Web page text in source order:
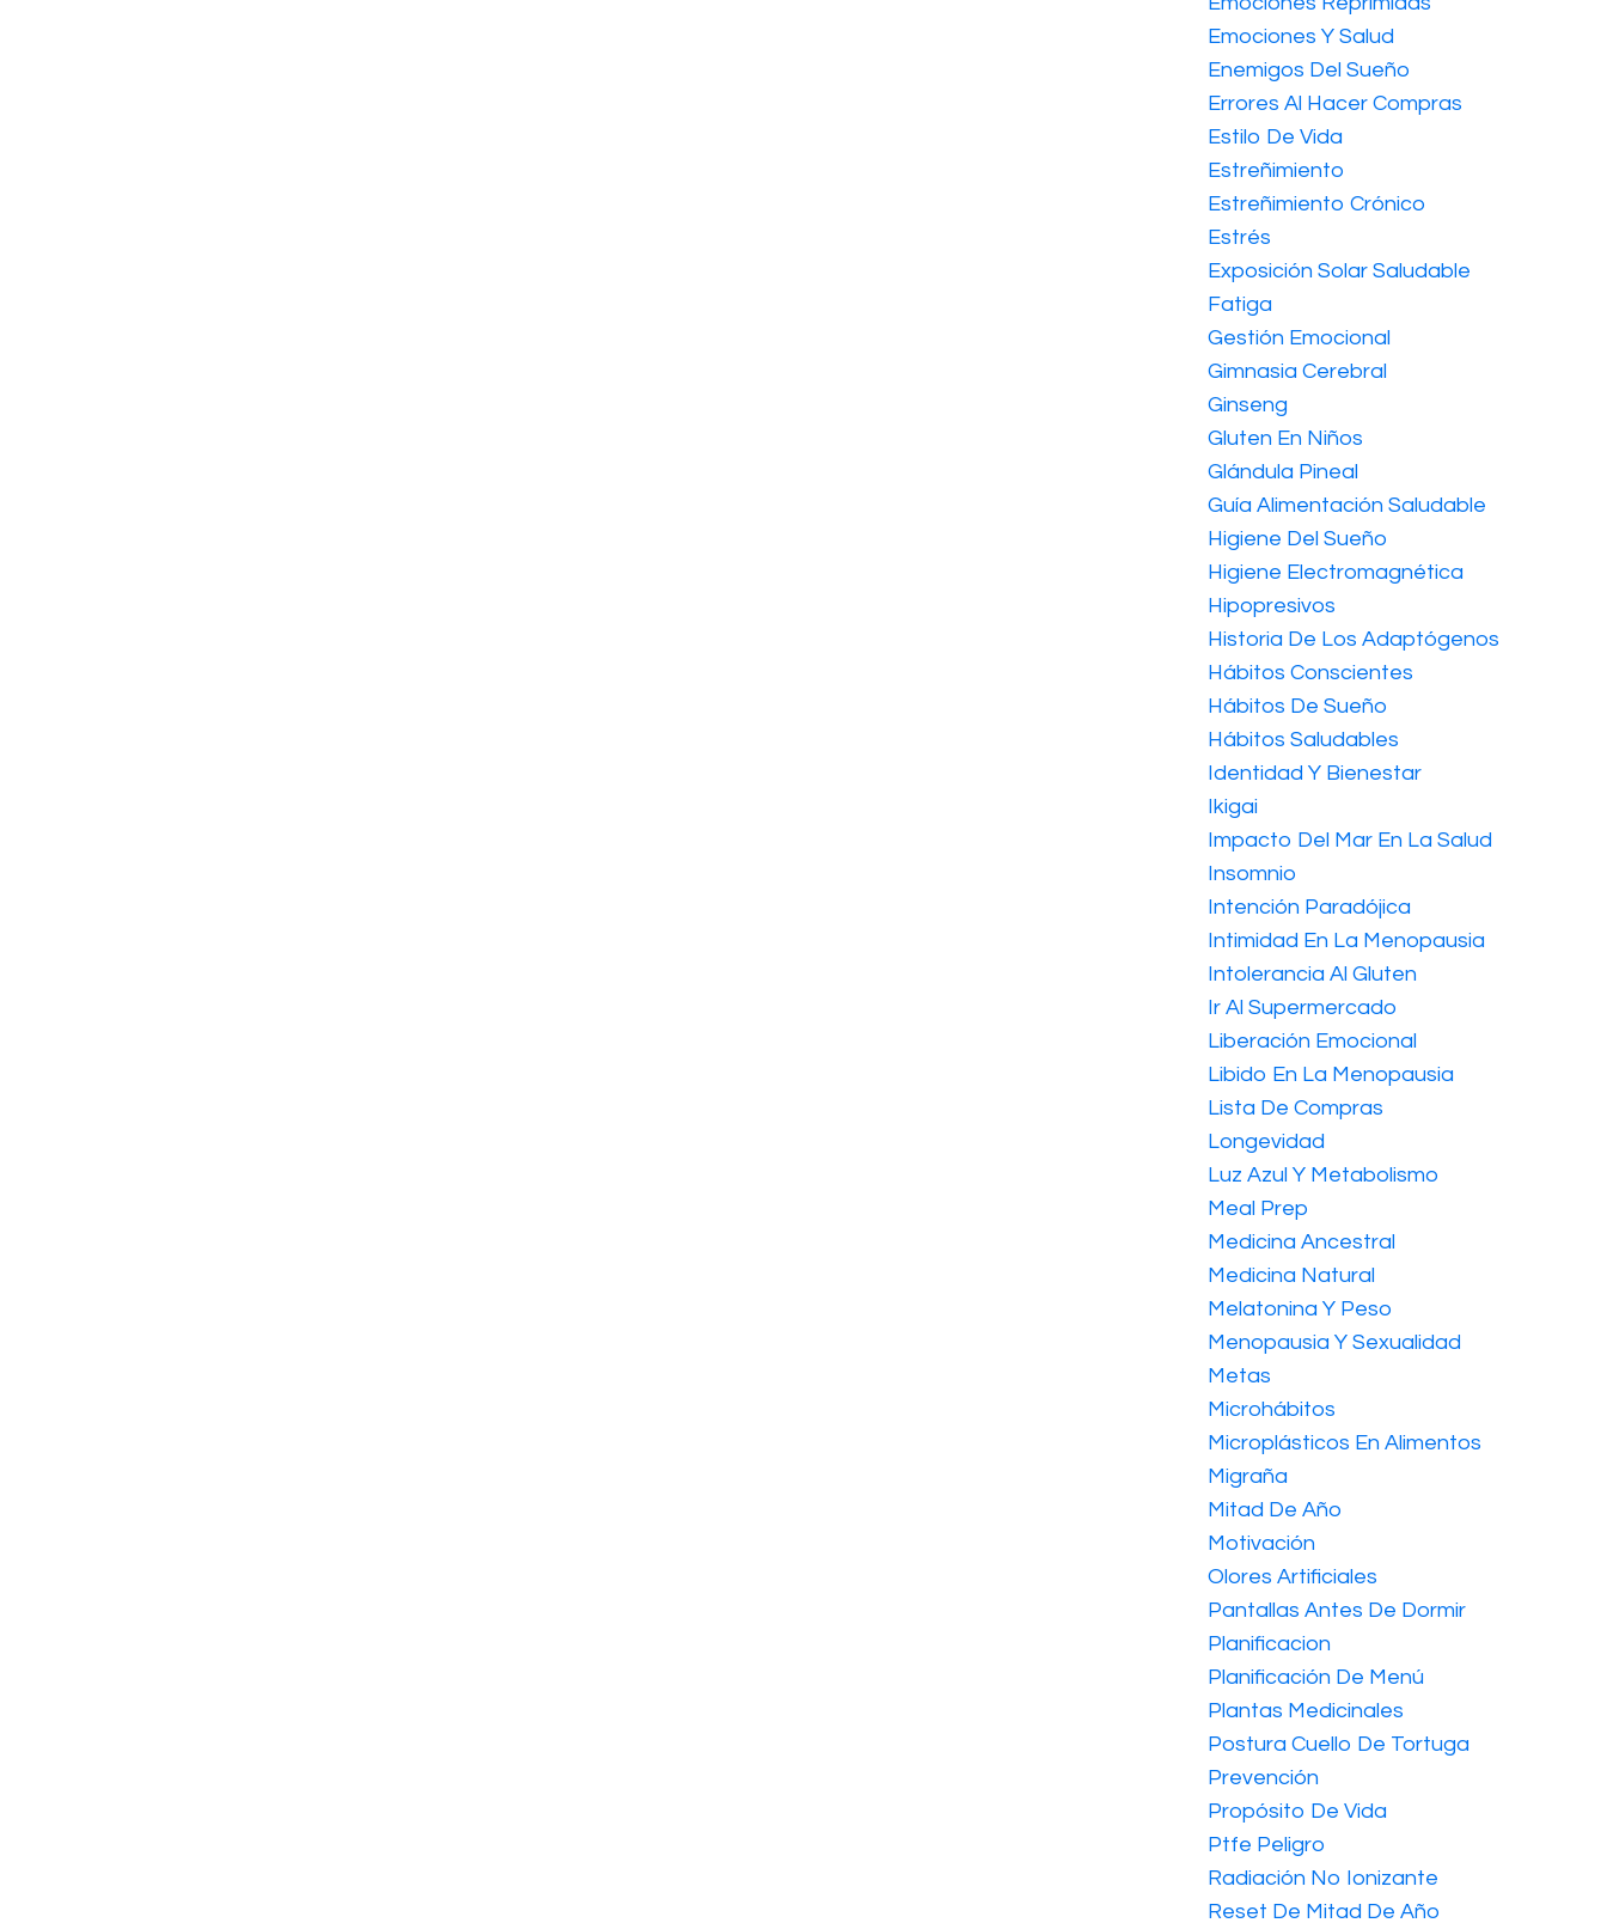
Emociones Y Salud
Enemigos Del Sueño
Errores Al Hacer Compras
Estilo De Vida
Estreñimiento
Estreñimiento Crónico
Estrés
Exposición Solar Saludable
Fatiga
Gestión Emocional
Gimnasia Cerebral
Ginseng
Gluten En Niños
Glándula Pineal
Guía Alimentación Saludable
Higiene Del Sueño
Higiene Electromagnética
Hipopresivos
Historia De Los Adaptógenos
Hábitos Conscientes
Hábitos De Sueño
Hábitos Saludables
Identidad Y Bienestar
Ikigai
Impacto Del Mar En La Salud
Insomnio
Intención Paradójica
Intimidad En La Menopausia
Intolerancia Al Gluten
Ir Al Supermercado
Liberación Emocional
Libido En La Menopausia
Lista De Compras
Longevidad
Luz Azul Y Metabolismo
Meal Prep
Medicina Ancestral
Medicina Natural
Melatonina Y Peso
Menopausia Y Sexualidad
Metas
Microhábitos
Microplásticos En Alimentos
Migraña
Mitad De Año
Motivación
Olores Artificiales
Pantallas Antes De Dormir
Planificacion
Planificación De Menú
Plantas Medicinales
Postura Cuello De Tortuga
Prevención
Propósito De Vida
Ptfe Peligro
Radiación No Ionizante
Reset De Mitad De Año